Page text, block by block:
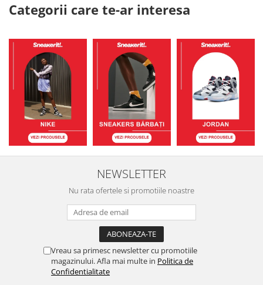
Categorii care te-ar interesa
NEWSLETTER
Nu rata ofertele si promotiile noastre
Vreau sa primesc newsletter cu promotiile
magazinului. Afla mai multe in Politica de
Confidentialitate